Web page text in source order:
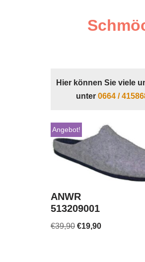
Hier können Sie viele
unter 0664 /
Angebot!
ANWR
513209001
€39,90 €19,90